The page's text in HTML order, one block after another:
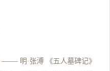
—— 明·张溥 《五人墓碑记》